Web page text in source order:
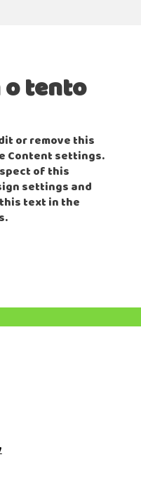
o tento
or remove this
Content settings.
of this
settings and
this text in the